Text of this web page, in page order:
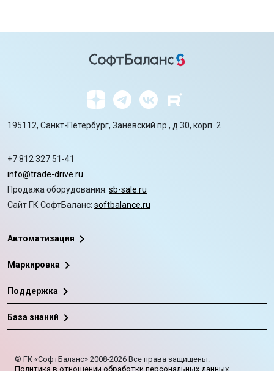
195112, Санкт-Петербург, Заневский пр., д.30, корп. 2
+7 812 327 51-41
info@trade-drive.ru
Продажа оборудования: sb-sale.ru
Сайт ГК СофтБаланс: softbalance.ru
Автоматизация chevron_right
Маркировка chevron_right
Поддержка chevron_right
База знаний chevron_right
© ГК «СофтБаланс» 2008-2026 Все права защищены.
Политика в отношении обработки персональных данных